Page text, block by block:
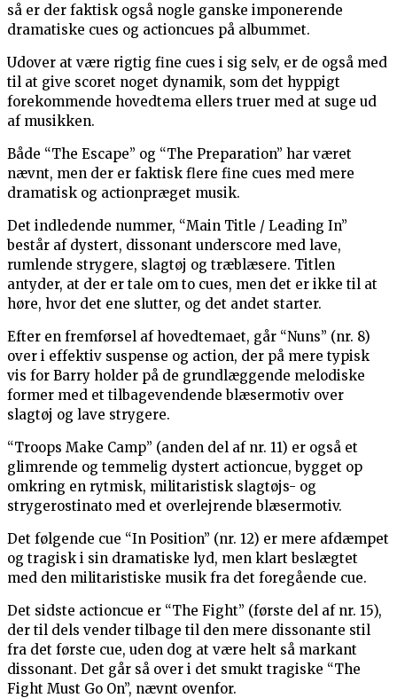
så er der faktisk også nogle ganske imponerende
dramatiske cues og actioncues på albummet.
Udover at være rigtig fine cues i sig selv, er de også med
til at give scoret noget dynamik, som det hyppigt
forekommende hovedtema ellers truer med at suge ud
af musikken.
Både “The Escape” og “The Preparation” har været
nævnt, men der er faktisk flere fine cues med mere
dramatisk og actionpræget musik.
Det indledende nummer, “Main Title / Leading In”
består af dystert, dissonant underscore med lave,
rumlende strygere, slagtøj og træblæsere. Titlen
antyder, at der er tale om to cues, men det er ikke til at
høre, hvor det ene slutter, og det andet starter.
Efter en fremførsel af hovedtemaet, går “Nuns” (nr. 8)
over i effektiv suspense og action, der på mere typisk
vis for Barry holder på de grundlæggende melodiske
former med et tilbagevendende blæsermotiv over
slagtøj og lave strygere.
“Troops Make Camp” (anden del af nr. 11) er også et
glimrende og temmelig dystert actioncue, bygget op
omkring en rytmisk, militaristisk slagtøjs- og
strygerostinato med et overlejrende blæsermotiv.
Det følgende cue “In Position” (nr. 12) er mere afdæmpet
og tragisk i sin dramatiske lyd, men klart beslægtet
med den militaristiske musik fra det foregående cue.
Det sidste actioncue er “The Fight” (første del af nr. 15),
der til dels vender tilbage til den mere dissonante stil
fra det første cue, uden dog at være helt så markant
dissonant. Det går så over i det smukt tragiske “The
Fight Must Go On”, nævnt ovenfor.